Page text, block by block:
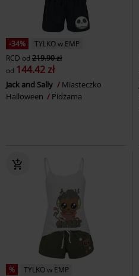
-34%
TYLKO w EMP
RCD od 219.90 zł
od 144.42 zł
Jack and Sally
Miasteczko
Halloween
Pidżama
% TYLKO w EMP